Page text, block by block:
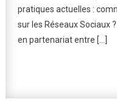
pratiques actuelles :
sur les Réseaux Sociaux
en partenariat entre […]